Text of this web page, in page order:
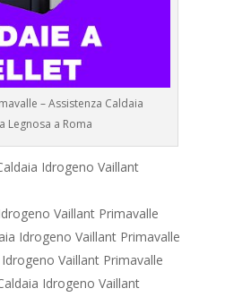
– Assistenza Caldaia
Legnosa a Roma
Idrogeno Vaillant
Vaillant Primavalle
Idrogeno Vaillant Primavalle
Idrogeno Vaillant Primavalle
Idrogeno Vaillant